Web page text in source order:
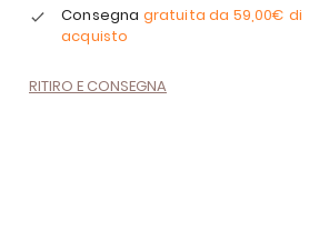
Consegna gratuita da 59,00€ di
acquisto
RITIRO E CONSEGNA